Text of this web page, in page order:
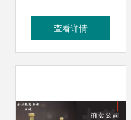
络，后者经营范围
查看详情